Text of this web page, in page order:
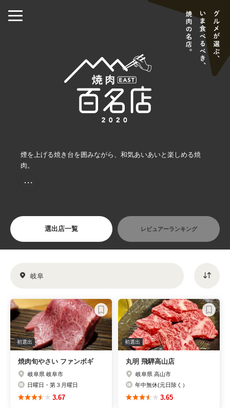
煙を上げる焼き台を囲みながら、和気あいあいと楽しめる焼
肉。
・・・
選出店一覧 レビュアーランキング
岐阜
初選出
焼肉旬やさい ファンボギ
岐阜県 岐阜市
日曜日・第３月曜日
3.67
初選出
丸明 飛騨高山店
岐阜県 高山市
年中無休(元日除く）
3.65